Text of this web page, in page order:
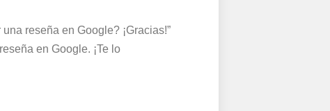
reseña en Google? ¡Gracias!”
en Google. ¡Te lo